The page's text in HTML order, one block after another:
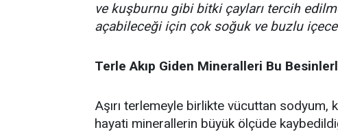
ve kuşburnu gibi bitki çayları tercih
açabileceği için çok soğuk ve buzlu
Terle Akıp Giden Mineralleri Bu
Aşırı terlemeyle birlikte vücuttan
hayati minerallerin büyük ölçüde